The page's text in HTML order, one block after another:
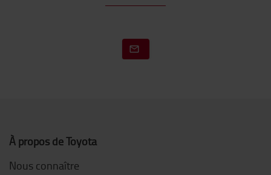
À propos de Toyota
Nous connaître